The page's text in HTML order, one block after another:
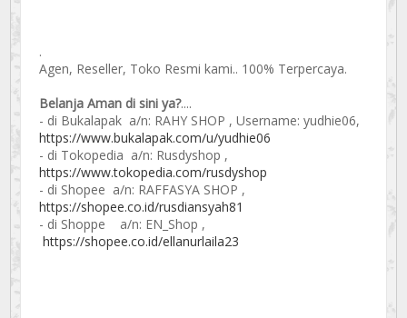
.
Agen, Reseller, Toko Resmi kami.. 100% Terpercaya.
Belanja Aman di sini ya?....
- di Bukalapak a/n: RAHY SHOP , Username: yudhie06,
https://www.bukalapak.com/u/yudhie06
- di Tokopedia a/n: Rusdyshop ,
https://www.tokopedia.com/rusdyshop
- di Shopee a/n: RAFFASYA SHOP ,
https://shopee.co.id/rusdiansyah81
- di Shoppe a/n: EN_Shop ,
https://shopee.co.id/ellanurlaila23